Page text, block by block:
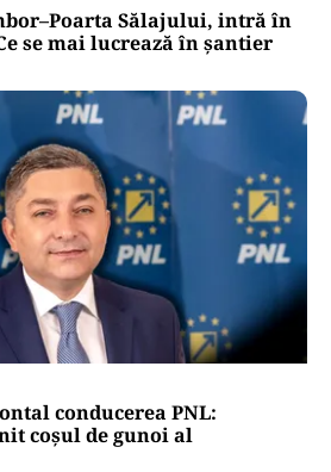
Sălajului, intră în
se mai lucrează în șantier
conducerea PNL:
coșul de gunoi al